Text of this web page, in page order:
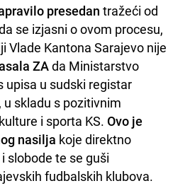
presedan tražeći od
se izjasni o ovom procesu,
Vlade Kantona Sarajevo nije
ZAda Ministarstvo
upisa u sudski registar
skladu s pozitivnim
i sporta KS. Ovo je
nasilja koje direktno
slobode te se guši
fudbalskih klubova.